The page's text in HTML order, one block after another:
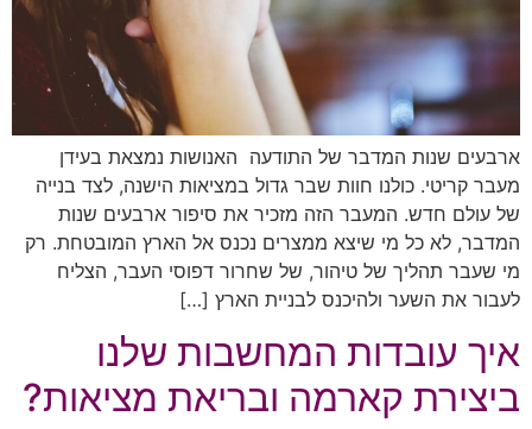
ארבעים שנות המדבר של התודעה האנושות נמצאת בעידן
מעבר קריטי. כולנו חוות שבר גדול במציאות הישנה, לצד בנייה
של עולם חדש. המעבר הזה מזכיר את סיפור ארבעים שנות
המדבר, לא כל מי שיצא ממצרים נכנס אל הארץ המובטחת. רק
מי שעבר תהליך של טיהור, של שחרור דפוסי העבר, הצליח
לעבור את השער ולהיכנס לבניית הארץ […]
איך עובדות המחשבות שלנו
ביצירת קארמה ובריאת מציאות?